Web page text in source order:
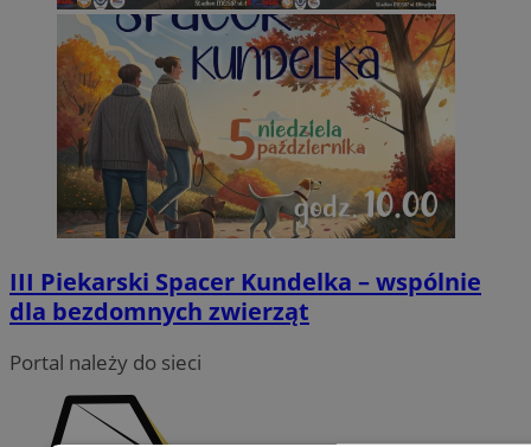
III Piekarski Spacer Kundelka – wspólnie
dla bezdomnych zwierząt
Portal należy do sieci